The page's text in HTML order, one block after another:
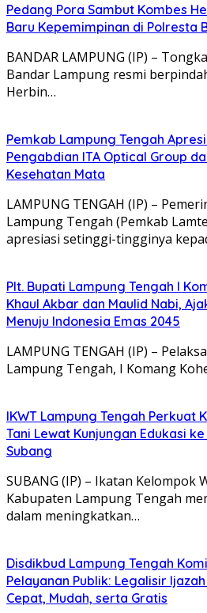
Pedang Pora Sambut Kombes
Baru Kepemimpinan di Polresta
BANDAR LAMPUNG (IP) –
Bandar Lampung resmi
Herbin…
Pemkab Lampung Tengah
Pengabdian ITA Optical Group
Kesehatan Mata
LAMPUNG TENGAH (IP) –
Lampung Tengah (Pemkab
apresiasi setinggi-tingginya
Plt. Bupati Lampung Tengah I
Khaul Akbar dan Maulid Nabi,
Menuju Indonesia Emas 2045
LAMPUNG TENGAH (IP) –
Lampung Tengah, I Komang
IKWT Lampung Tengah Perkuat
Tani Lewat Kunjungan Edukasi
Subang
SUBANG (IP) – Ikatan Kelompok
Kabupaten Lampung Tengah
dalam meningkatkan…
Disdikbud Lampung Tengah
Pelayanan Publik: Legalisir
Cepat, Mudah, serta Gratis